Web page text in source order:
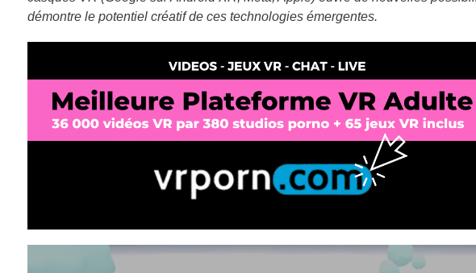
démontre le potentiel créatif de ces technologies émergentes.